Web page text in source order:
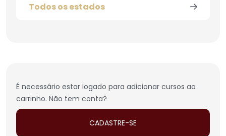
Todos os estados
É necessário estar logado para adicionar cursos ao
carrinho. Não tem conta?
CADASTRE-SE